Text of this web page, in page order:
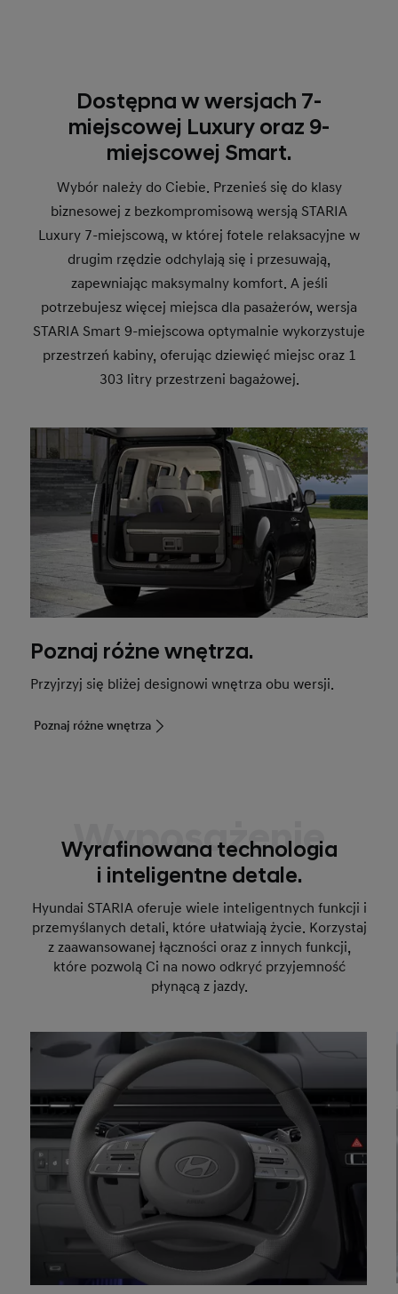
Dostępna w wersjach 7-
miejscowej Luxury oraz 9-
miejscowej Smart.
Wybór należy do Ciebie. Przenieś się do klasy
biznesowej z bezkompromisową wersją STARIA
Luxury 7-miejscową, w której fotele relaksacyjne w
drugim rzędzie odchylają się i przesuwają,
zapewniając maksymalny komfort. A jeśli
potrzebujesz więcej miejsca dla pasażerów, wersja
STARIA Smart 9-miejscowa optymalnie wykorzystuje
przestrzeń kabiny, oferując dziewięć miejsc oraz 1
303 litry przestrzeni bagażowej.
Poznaj różne wnętrza.
Przyjrzyj się bliżej designowi wnętrza obu wersji.
Poznaj różne wnętrza
Wyposażenie
Wyrafinowana technologia
i inteligentne detale.
Hyundai STARIA oferuje wiele inteligentnych funkcji i
przemyślanych detali, które ułatwiają życie. Korzystaj
z zaawansowanej łączności oraz z innych funkcji,
które pozwolą Ci na nowo odkryć przyjemność
płynącą z jazdy.